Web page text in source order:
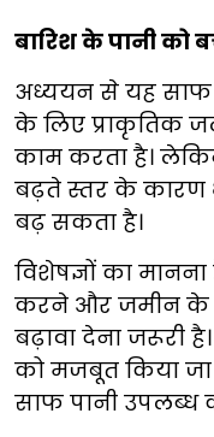
बारिश के पानी को
अध्ययन से यह साफ
के लिए प्राकृतिक
काम करता है।
बढ़ते स्तर के कारण
बढ़ सकता है।
विशेषज्ञों का
करने और जमीन के
बढ़ावा देना जरूरी है।
को मजबूत किया
साफ पानी उपलब्ध